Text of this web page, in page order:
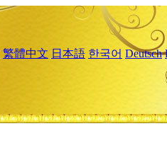
繁體中文 日本語 한국어 Deutsch